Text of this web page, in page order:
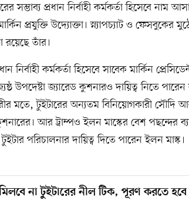
সম্ভাব্য প্রধান নির্বাহী কর্মকর্তা হিসেবে নাম
প্রযুক্তি উদ্যোক্তা। স্ন্যাপচ্যাট ও ফেসবুকের
রয়েছে তাঁর।
নির্বাহী কর্মকর্তা হিসেবে সাবেক মার্কিন
উপদেষ্টা জ্যারেড কুশনারও দায়িত্ব নিতে
মতে, টুইটারের অন্যতম বিনিয়োগকারী সৌদি
আর ট্রাম্পও ইলন মাস্কের বেশ পছন্দের
পরিচালনার দায়িত্ব দিতে পারেন ইলন মাস্ক।
না টুইটারের নীল টিক, পূরণ করতে হবে